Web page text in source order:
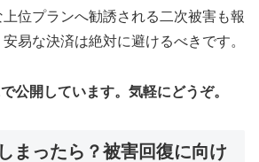
位プランへ勧誘される二次被害も報
易な決済は絶対に避けるべきです。
公開しています。気軽にどうぞ。
まったら？被害回復に向け